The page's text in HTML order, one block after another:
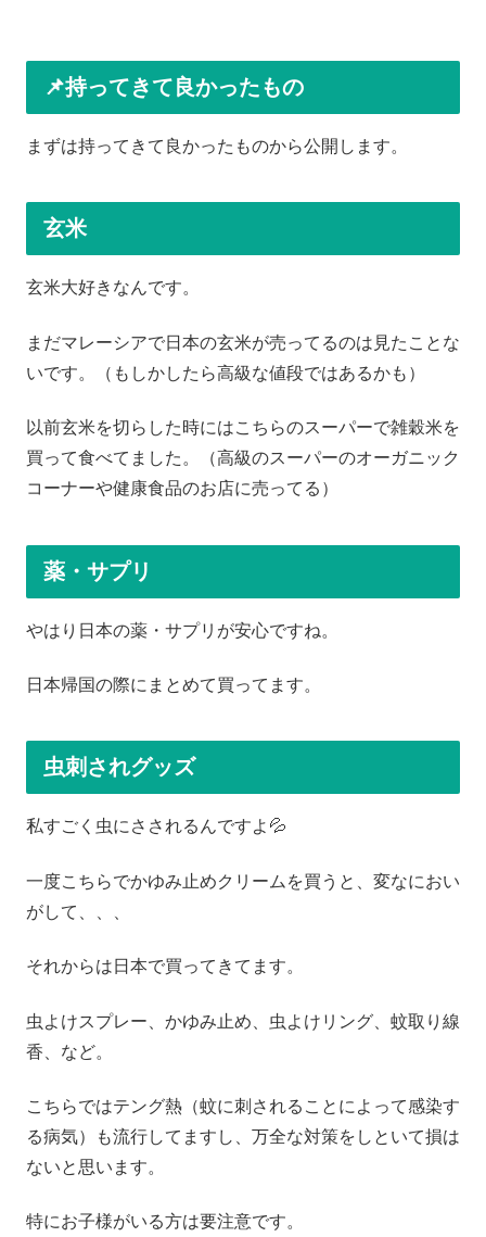
📌持ってきて良かったもの
まずは持ってきて良かったものから公開します。
玄米
玄米大好きなんです。
まだマレーシアで日本の玄米が売ってるのは見たことな
いです。（もしかしたら高級な値段ではあるかも）
以前玄米を切らした時にはこちらのスーパーで雑穀米を
買って食べてました。（高級のスーパーのオーガニック
コーナーや健康食品のお店に売ってる）
薬・サプリ
やはり日本の薬・サプリが安心ですね。
日本帰国の際にまとめて買ってます。
虫刺されグッズ
私すごく虫にさされるんですよ💦
一度こちらでかゆみ止めクリームを買うと、変なにおい
がして、、、
それからは日本で買ってきてます。
虫よけスプレー、かゆみ止め、虫よけリング、蚊取り線
香、など。
こちらではテング熱（蚊に刺されることによって感染す
る病気）も流行してますし、万全な対策をしといて損は
ないと思います。
特にお子様がいる方は要注意です。